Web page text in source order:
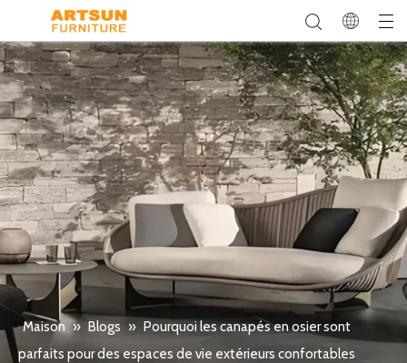
Maison » Blogs » Pourquoi les canapés en osier sont
parfaits pour des espaces de vie extérieurs confortables